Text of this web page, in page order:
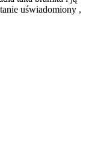
uświadomiony ,